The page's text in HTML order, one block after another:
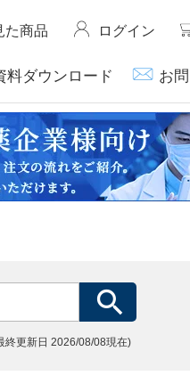
た商品 ログイン
料ダウンロード お
終更新日 2026/08/08現在)